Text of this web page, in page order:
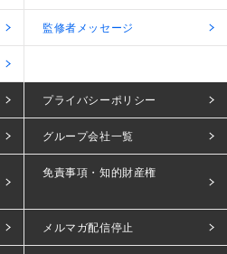
監修者メッセージ
プライバシーポリシー
グループ会社一覧
免責事項・知的財産権
メルマガ配信停止